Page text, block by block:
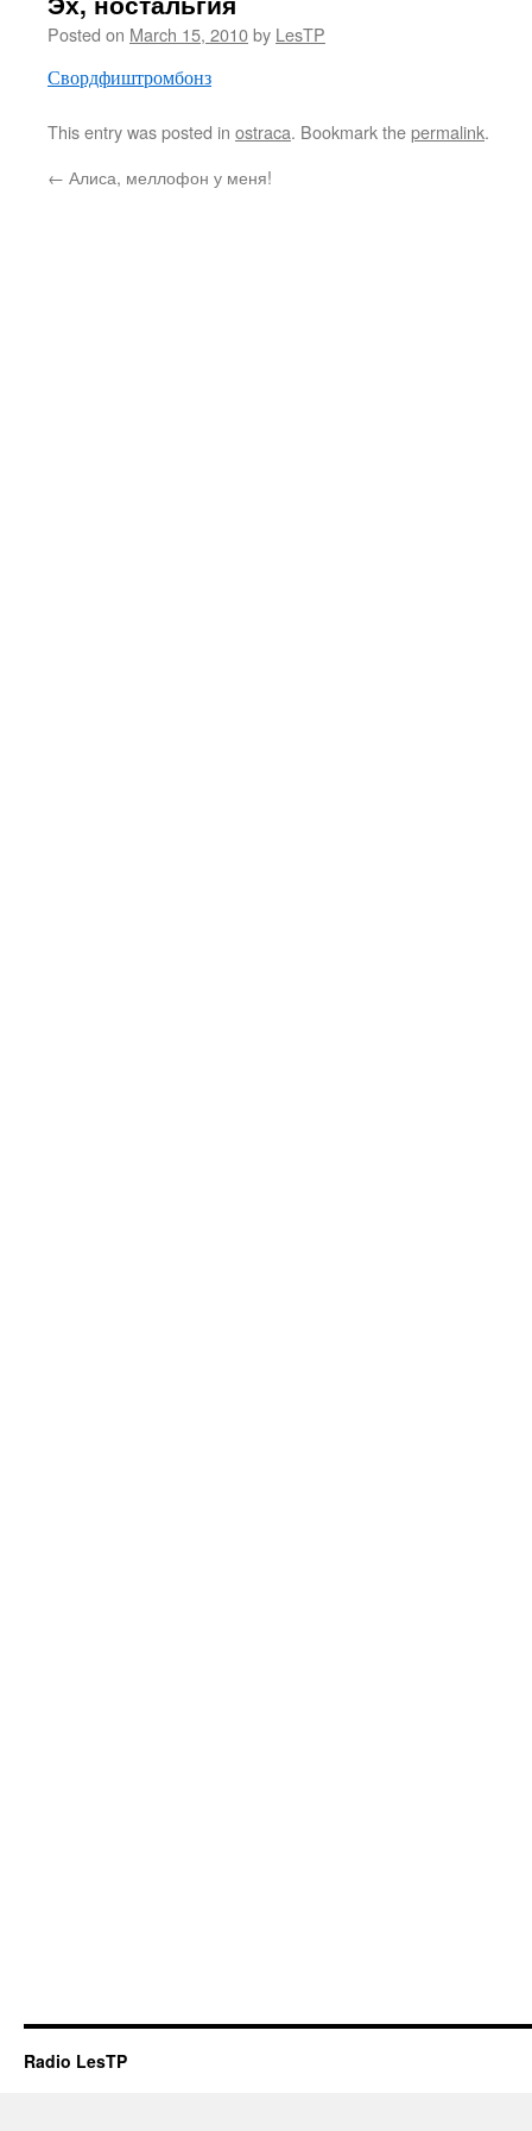
Posted on March 15, 2010by LesTP
Свордфиштромбонз
This entry was posted in ostraca. Bookmark thepermalink.
← Алиса, меллофон у меня!
Radio LesTP